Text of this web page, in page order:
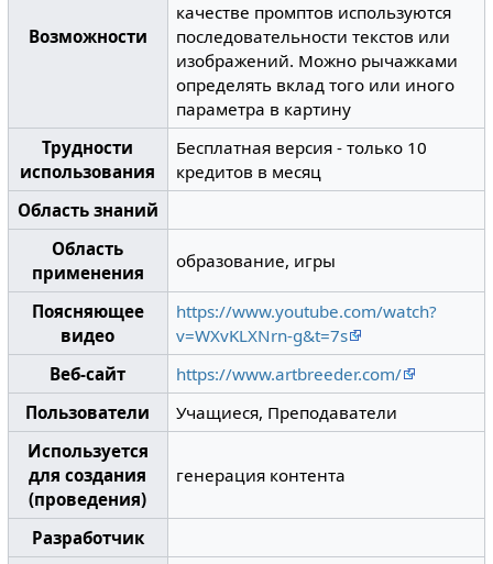
Возможности
качестве промптов используются
последовательности текстов или
изображений. Можно рычажками
определять вклад того или иного
параметра в картину
Трудности
использования
Бесплатная версия - только 10
кредитов в месяц
Область знаний
Область
применения
образование, игры
Поясняющее
видео
https://www.youtube.com/watch?
v=WXvKLXNrn-g&t=7s
Веб-сайт
https://www.artbreeder.com/
Пользователи
Учащиеся, Преподаватели
Используется
для создания
(проведения)
генерация контента
Разработчик